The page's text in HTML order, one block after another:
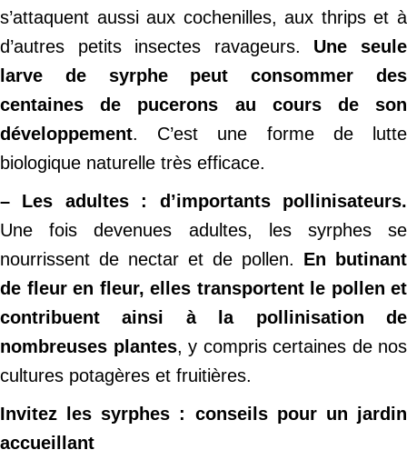
s’attaquent aussi aux cochenilles, aux thrips et à
d’autres petits insectes ravageurs. Une seule
larve de syrphe peut consommer des
centaines de pucerons au cours de son
développement. C’est une forme de lutte
biologique naturelle très efficace.
– Les adultes : d’importants pollinisateurs.
Une fois devenues adultes, les syrphes se
nourrissent de nectar et de pollen. En butinant
de fleur en fleur, elles transportent le pollen et
contribuent ainsi à la pollinisation de
nombreuses plantes, y compris certaines de nos
cultures potagères et fruitières.
Invitez les syrphes : conseils pour un jardin
accueillant